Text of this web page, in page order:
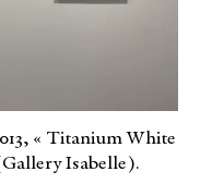
« Titanium White
Isabelle).